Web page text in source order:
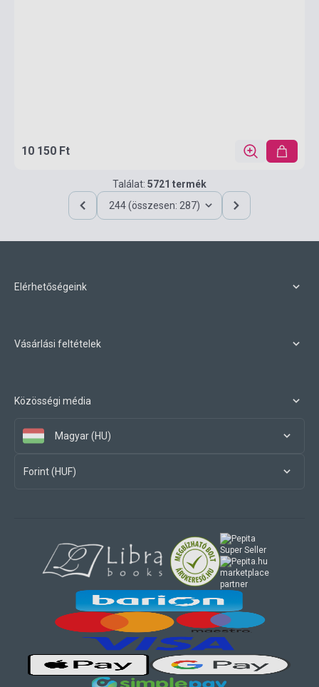
10 150 Ft
Találat: 5721 termék
244 (összesen: 287)
Elérhetőségeink
Vásárlási feltételek
Közösségi média
Magyar (HU)
Forint (HUF)
marketplace
partner